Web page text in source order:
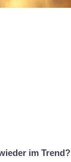
im Trend?